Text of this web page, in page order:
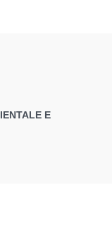
E